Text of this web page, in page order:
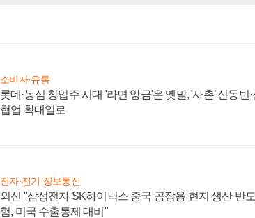
소비자·유통
롯데·농심 창업주 시대 '라면 앙금'은 옛말, '사촌' 신동빈
협업 확대일로
전자·전기·정보통신
외신 "삼성전자 SK하이닉스 중국 공장용 현지 생산 반
험, 미국 수출통제 대비"